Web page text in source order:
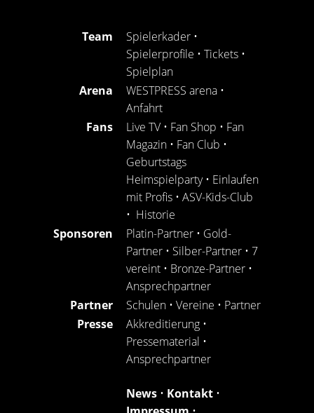
Team Spielerkader •
Spielerprofile • Tickets •
Spielplan
Arena
WESTPRESS arena •
Anfahrt
Fans
Live TV • Fan Shop • Fan
Magazin • Fan Club •
Geburtstags
Heimspielparty• Einlaufen
mit Profis • ASV-Kids-Club
• Historie
Sponsoren
Platin-Partner • Gold-
Partner • Silber-Partner • 7
vereint • Bronze-Partner •
Ansprechpartner
Partner
Schulen • Vereine • Partner
Presse
Akkreditierung •
Pressematerial •
Ansprechpartner
News • Kontakt •